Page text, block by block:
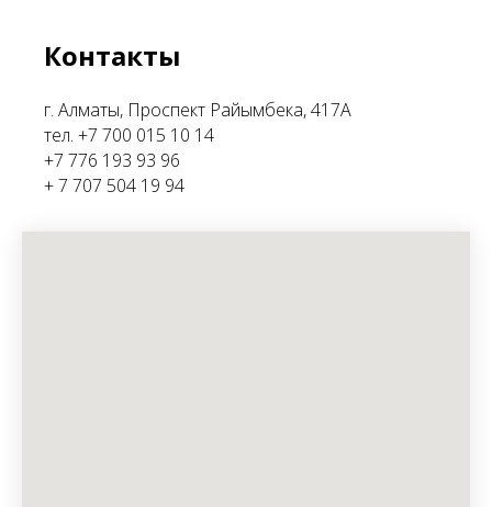
Контакты
г. Алматы, Проспект Райымбека, 417А
тел. +7 700 015 10 14
+7 776 193 93 96
+ 7 707 504 19 94